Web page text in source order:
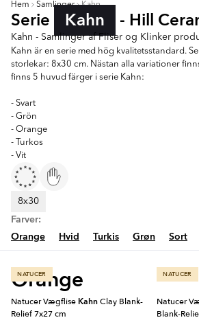
Hem Samlinger Kahn
Serie Kahn - Hill
Kahn - Samlinger af Fliser og Klinker
Kahn är en serie med hög kvalitetsstandard.
storlekar: 8x30 cm. Nästan alla variationer
finns 5 huvud färger i serie Kahn:
- Svart
- Grön
- Orange
- Turkos
- Vit
8x30
Farver:
Orange
Hvid Turkis Grøn Sort
Orange
NATUCER
Natucer Vægflise KahnClay Blank-
Relief 7x27 cm
NATUCER
Natucer
Blank-